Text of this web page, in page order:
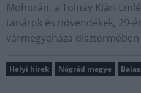
Mohorán, a Tolnay Klári
tanárok és növendékek, 29-
vármegyeháza
Helyi hírek Nógrád megye